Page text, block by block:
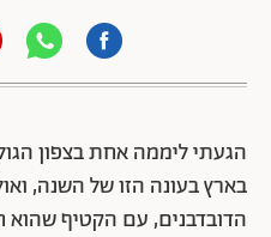
הגעתי ליממה אחת בצפון
בארץ בעונה הזו של השנה,
הדובדבנים, עם הקטיף שהוא